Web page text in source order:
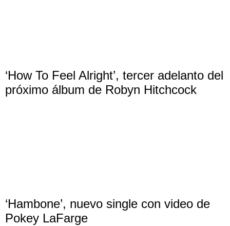
‘How To Feel Alright’, tercer adelanto del
próximo álbum de Robyn Hitchcock
‘Hambone’, nuevo single con video de
Pokey LaFarge